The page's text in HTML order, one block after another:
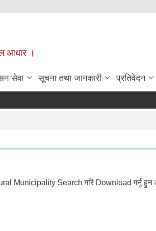
आधार ।
सेवा सूचना तथा जानकारी प्रतिवेदन
Municipality Search गरि Download गर्नु हुन